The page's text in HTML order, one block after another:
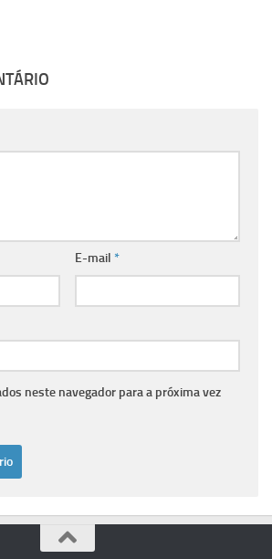
E-mail *
neste navegador para a próxima vez